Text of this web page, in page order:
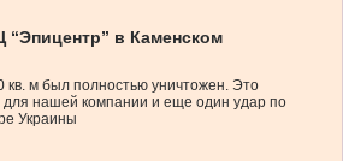
“Эпицентр” в Каменском
м был полностью уничтожен. Это
нашей компании и еще один удар по
Украины